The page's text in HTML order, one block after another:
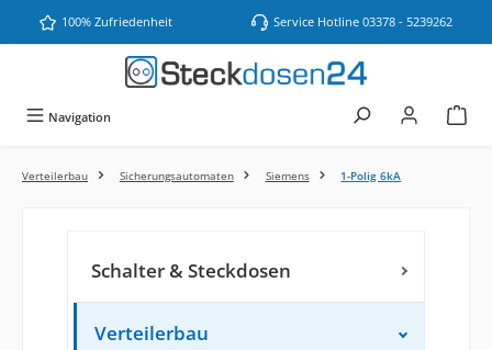
Zum Hauptinhalt springen
100% Zufriedenheit Service Hotline 03378 - 5239262
Navigation
Verteilerbau Sicherungsautomaten Siemens 1-Polig 6kA
Schalter & Steckdosen
Verteilerbau